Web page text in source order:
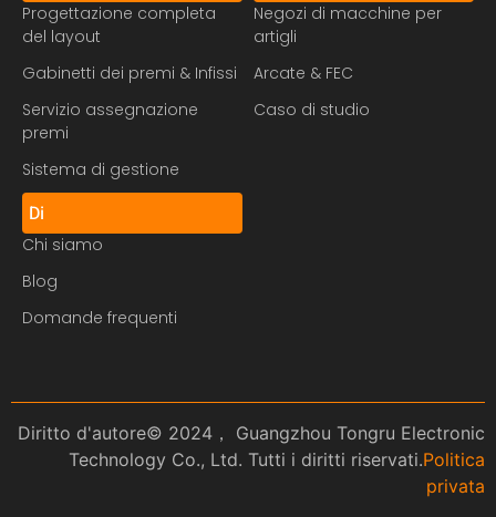
Progettazione completa
del layout
Gabinetti dei premi & Infissi
Servizio assegnazione
premi
Sistema di gestione
Negozi di macchine per
artigli
Arcate & FEC
Caso di studio
Di
Chi siamo
Blog
Domande frequenti
Diritto d'autore© 2024， Guangzhou Tongru Electronic
Technology Co., Ltd. Tutti i diritti riservati.Politica
privata